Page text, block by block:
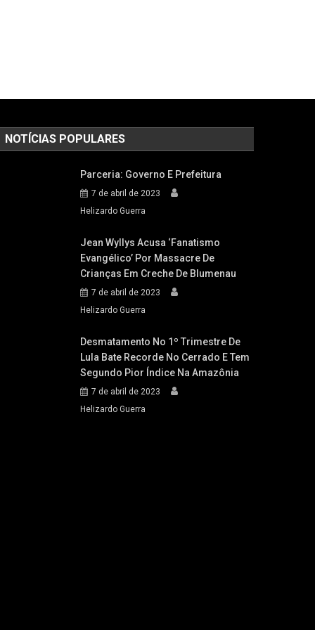
NOTÍCIAS POPULARES
Parceria: Governo E Prefeitura
7 de abril de 2023
Helizardo Guerra
Jean Wyllys Acusa ‘fanatismo
Evangélico’ Por Massacre De
Crianças Em Creche De Blumenau
7 de abril de 2023
Helizardo Guerra
Desmatamento No 1º Trimestre De
Lula Bate Recorde No Cerrado E Tem
Segundo Pior Índice Na Amazônia
7 de abril de 2023
Helizardo Guerra